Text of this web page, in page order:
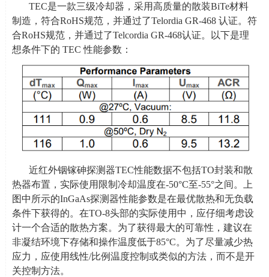
TEC是一款三级冷却器，采用高质量的散装BiTe材料
制造，符合RoHS规范，并通过了Telordia GR-468 认证。符
合RoHS规范，并通过了Telcordia GR-468认证。以下是理
想条件下的 TEC性能参数：
近红外铟镓砷探测器TEC性能数据不包括TO封装和散
热器布置，实际使用限制冷却温度在-50°C至-55°之间。上
图中所示的InGaAs探测器性能参数是在最优散热和无负载
条件下获得的。在TO-8头部的实际使用中，应仔细考虑设
计一个合适的散热方案。为了获得最大的可靠性，建议在
非凝结环境下存储和操作温度低于85°C。为了尽量减少热
应力，应使用线性/比例温度控制或类似的方法，而不是开
关控制方法。